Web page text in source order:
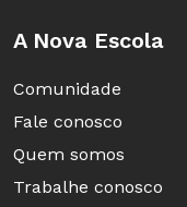
A Nova Escola
Comunidade
Fale conosco
Quem somos
Trabalhe conosco